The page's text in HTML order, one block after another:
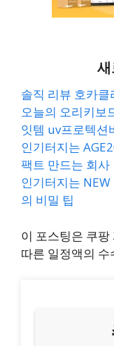
솔직 리뷰 호카
오늘의 오리키보
잇템 uv프로텍션
인기터지는
팩트 만드는 회사
인기터지는
의 비밀 팁
이 포스팅은 쿠
따른 일정액의